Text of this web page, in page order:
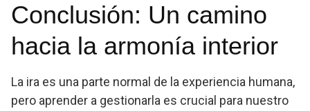
Conclusión: Un camino
hacia la armonía interior
La ira es una parte normal de la experiencia humana,
pero aprender a gestionarla es crucial para nuestro